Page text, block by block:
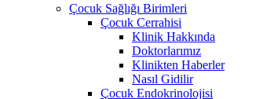
Çocuk Sağlığı Birimleri
Çocuk Cerrahisi
Klinik Hakkında
Doktorlarımız
Klinikten Haberler
Nasıl Gidilir
Çocuk Endokrinolojisi